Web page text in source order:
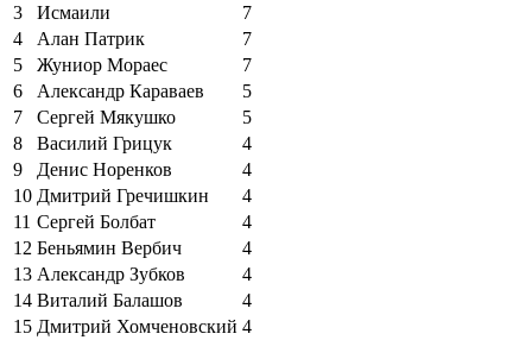
3
Исмаили
7
4
Алан Патрик
7
5
Жуниор Мораес
7
6
Александр Караваев
5
7
Сергей Мякушко
5
8
Василий Грицук
4
9
Денис Норенков
4
10 Дмитрий Гречишкин
4
11 Сергей Болбат
4
12 Беньямин Вербич
4
13 Александр Зубков
4
14 Виталий Балашов
4
15 Дмитрий Хомченовский 4